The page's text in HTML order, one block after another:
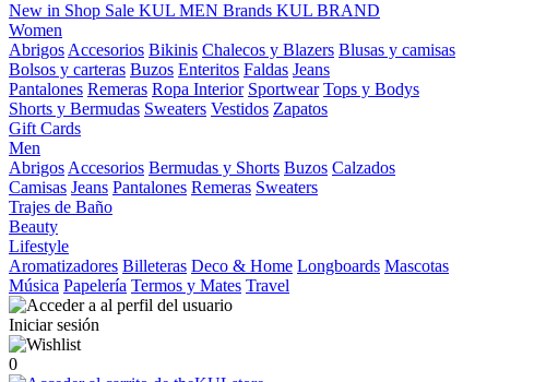
New in Shop Sale KUL MEN Brands KUL BRAND
Women
Abrigos Accesorios Bikinis Chalecos y Blazers Blusas y camisas
Bolsos y carteras Buzos Enteritos Faldas Jeans
Pantalones Remeras Ropa Interior Sportwear Tops y Bodys
Shorts y Bermudas Sweaters Vestidos Zapatos
Gift Cards
Men
Abrigos Accesorios Bermudas y Shorts Buzos Calzados
Camisas Jeans Pantalones Remeras Sweaters
Trajes de Baño
Beauty
Lifestyle
Aromatizadores Billeteras Deco & Home Longboards Mascotas
Música Papelería Termos y Mates Travel
Iniciar sesión
0